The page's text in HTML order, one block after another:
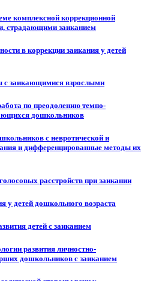
комплексной коррекционной
страдающими заиканием
в коррекции заикания у детей
с заикающимися взрослыми
по преодолению темпо-
дошкольников
с невротической и
и дифференцированные методы их
расстройств при заикании
у детей дошкольного возраста
детей с заиканием
развития личностно-
дошкольников с заиканием